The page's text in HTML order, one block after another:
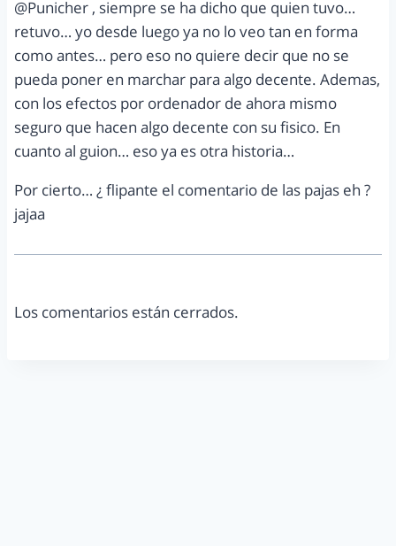
@Punicher , siempre se ha dicho que quien tuvo…
retuvo… yo desde luego ya no lo veo tan en forma
como antes… pero eso no quiere decir que no se
pueda poner en marchar para algo decente. Ademas,
con los efectos por ordenador de ahora mismo
seguro que hacen algo decente con su fisico. En
cuanto al guion… eso ya es otra historia…
Por cierto… ¿ flipante el comentario de las pajas eh ?
jajaa
Los comentarios están cerrados.